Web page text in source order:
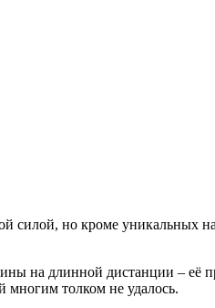
силой, но кроме уникальных
на длинной дистанции – её
многим толком не удалось.